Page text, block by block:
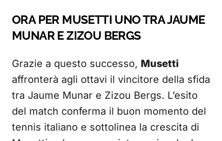
ORA PER MUSETTI UNO TRA JAUME
MUNAR E ZIZOU BERGS
Grazie a questo successo, Musetti
affronterà agli ottavi il vincitore della sfida
tra Jaume Munar e Zizou Bergs. L’esito
del match conferma il buon momento del
tennis italiano e sottolinea la crescita di